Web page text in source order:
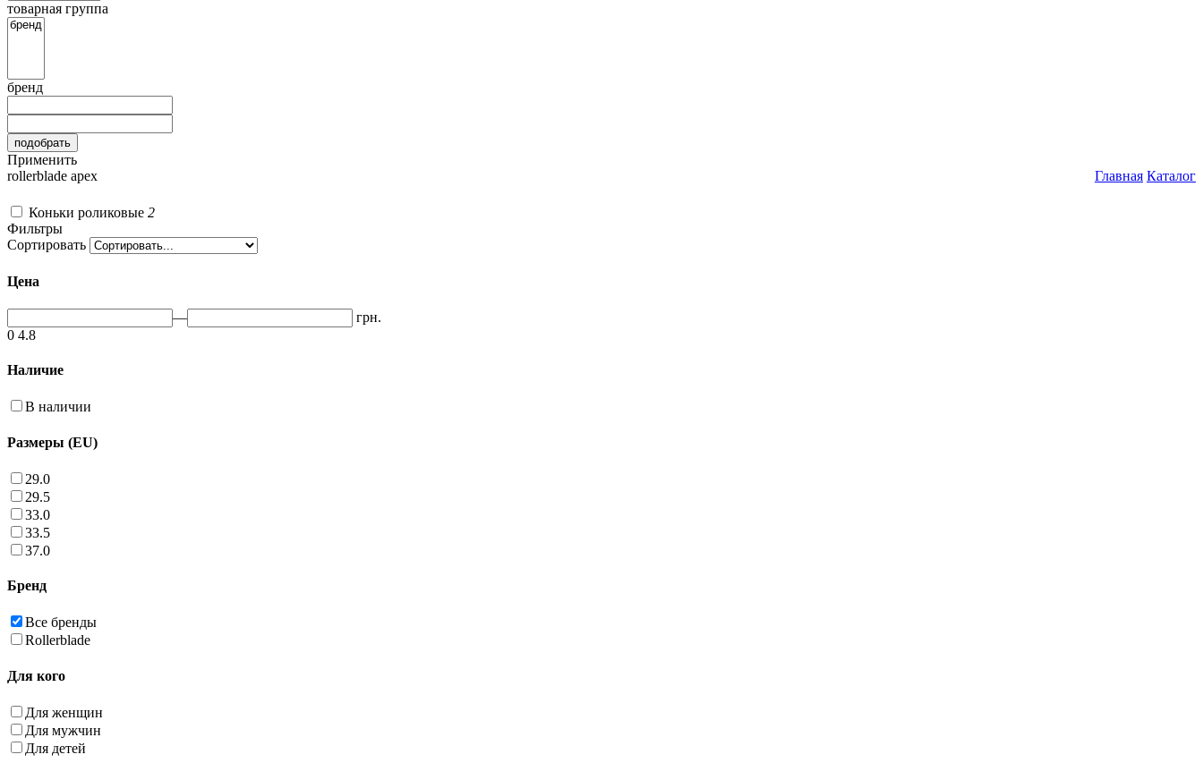
товарная группа
бренд
Применить
rollerblade apex
Главная Каталог
Коньки роликовые 2
Фильтры
Сортировать
Цена
—
грн.
0 4.8
Наличие
В наличии
Размеры (EU)
29.0
29.5
33.0
33.5
37.0
Бренд
Все бренды
Rollerblade
Для кого
Для женщин
Для мужчин
Для детей